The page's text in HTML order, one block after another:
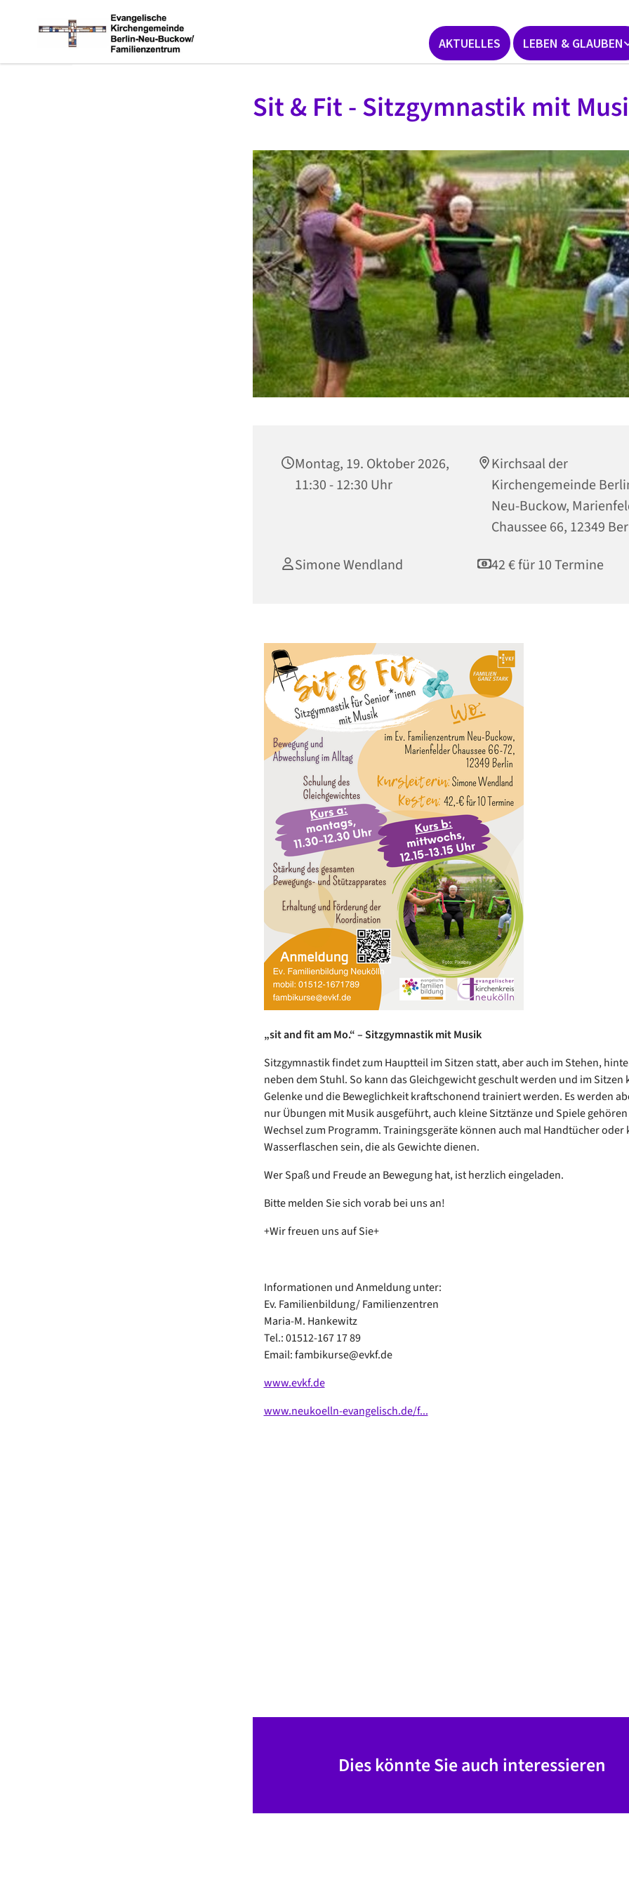
AKTUELLES LEBEN & GLAUBEN
Sit & Fit - Sitzgymnastik mit
Montag, 19. Oktober 2026,
11:30 - 12:30 Uhr
Kirchsaal der
Kirchengemeinde
Neu-Buckow,
Chaussee 66, 12349
Simone Wendland
42 € für 10 Termine
„sit and fit am Mo.“ – Sitzgymnastik mit Musik
Sitzgymnastik findet zum Hauptteil im Sitzen statt, aber auch im Stehen,
neben dem Stuhl. So kann das Gleichgewicht geschult werden und im Sitzen
Gelenke und die Beweglichkeit kraftschonend trainiert werden. Es werden
nur Übungen mit Musik ausgeführt, auch kleine Sitztänze und Spiele
Wechsel zum Programm. Trainingsgeräte können auch mal Handtücher oder
Wasserflaschen sein, die als Gewichte dienen.
Wer Spaß und Freude an Bewegung hat, ist herzlich eingeladen.
Bitte melden Sie sich vorab bei uns an!
+Wir freuen uns auf Sie+
Informationen und Anmeldung unter:
Ev. Familienbildung/ Familienzentren
Maria-M. Hankewitz
Tel.: 01512-167 17 89
Email: fambikurse@evkf.de
www.evkf.de
www.neukoelln-evangelisch.de/f...
Dies könnte Sie auch interessieren